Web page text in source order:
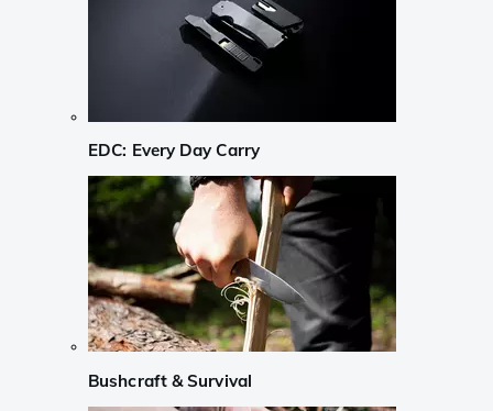
EDC: Every Day Carry
Bushcraft & Survival